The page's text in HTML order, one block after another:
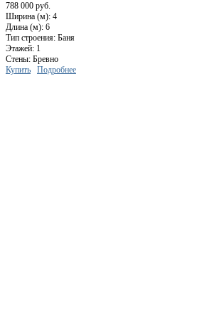
788 000 руб.
Ширина (м): 4
Длина (м): 6
Тип строения: Баня
Этажей: 1
Стены: Бревно
Купить
Подробнее